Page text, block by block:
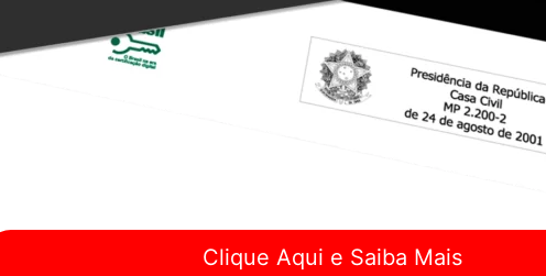
Clique Aqui e Saiba Mais